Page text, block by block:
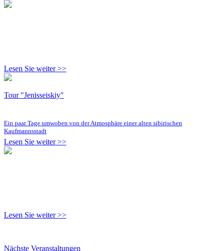
Lesen Sie weiter >>
Tour "Jenisseiskiy"
Ein paar Tage umwoben von der Atmosphäre einer alten sibirischen
Kaufmannsstadt
Lesen Sie weiter >>
Lesen Sie weiter >>
Nächste Veranstaltungen